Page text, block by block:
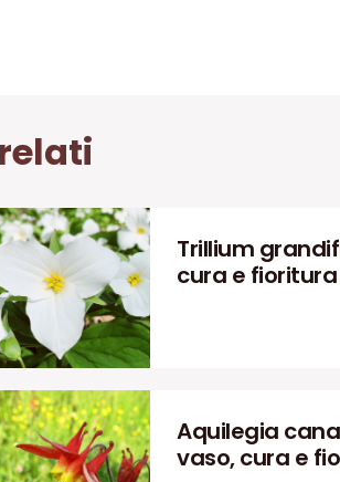
Trillium
cura e
Aquilegia
vaso, cura e